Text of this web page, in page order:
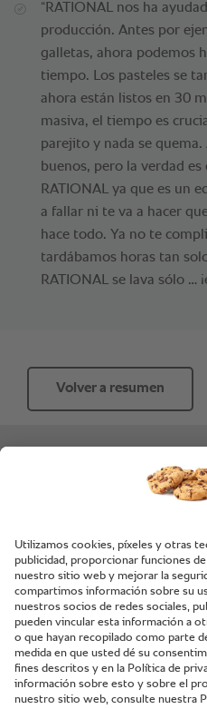
“RATIONAL nos ha
producción. Antes por
galletas, ahora podemos
tiempo. Los pasteles se
ahora están listos en 30
masiva, el tiempo es
parejito y nada se
buenos, pero la verdad
RATIONAL ya que es un
a fallar ni te va a hacer
hace todo. Ya no te
tardábamos horas tan
RATIONAL se lava sólo …
Volver a resumen